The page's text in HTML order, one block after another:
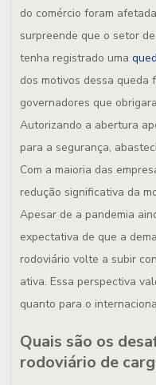
do comércio foram
surpreende que o setor
tenha registrado uma
dos motivos dessa queda
governadores que
Autorizando a abertura
para a segurança,
Com a maioria das
redução significativa da
Apesar de a pandemia
expectativa de que a
rodoviário volte a subir
ativa. Essa perspectiva
quanto para o
Quais são os
rodoviário de